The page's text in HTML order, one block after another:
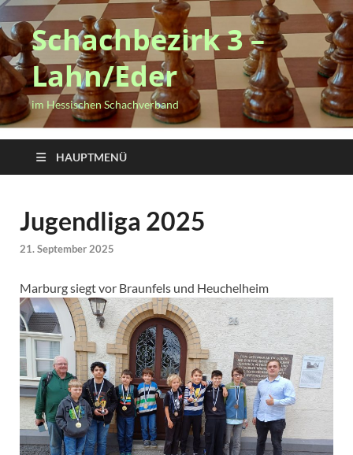
Schachbezirk 3 –
Lahn/Eder
im Hessischen Schachverband
HAUPTMENÜ
Jugendliga 2025
21. September 2025
Marburg siegt vor Braunfels und Heuchelheim